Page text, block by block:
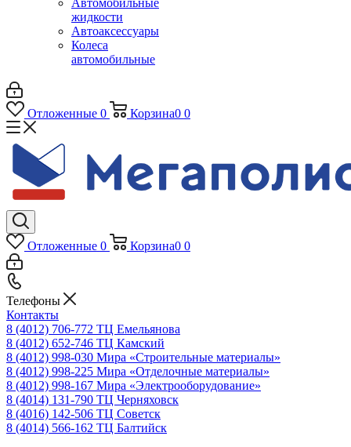
Автомобильные
жидкости
Автоаксессуары
Колеса
автомобильные
Отложенные 0 Корзина0 0
Отложенные 0 Корзина0 0
Телефоны
Контакты
8 (4012) 706-772 ТЦ Емельянова
8 (4012) 652-746 ТЦ Камский
8 (4012) 998-030 Мира «Строительные материалы»
8 (4012) 998-225 Мира «Отделочные материалы»
8 (4012) 998-167 Мира «Электрооборудование»
8 (4014) 131-790 ТЦ Черняховск
8 (4016) 142-506 ТЦ Советск
8 (4014) 566-162 ТЦ Балтийск